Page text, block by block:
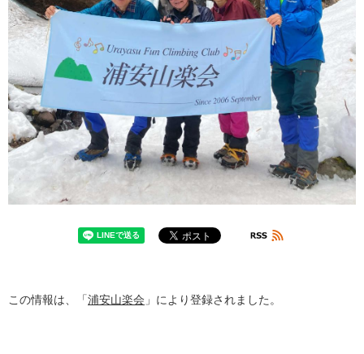
この情報は、「浦安山楽会 」により登録されました。